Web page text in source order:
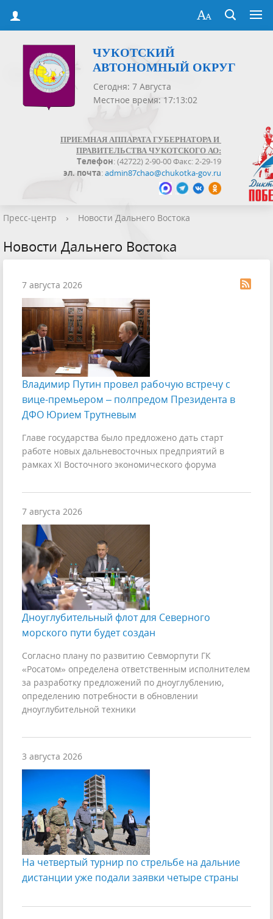
ЧУКОТСКИЙ
АВТОНОМНЫЙ ОКРУГ
Сегодня: 7 Августа
Местное время: 17:13:03
ПРИЕМНАЯ АППАРАТА ГУБЕРНАТОРА И
ПРАВИТЕЛЬСТВА ЧУКОТСКОГО АО:
Телефон: (42722) 2-90-00 Факс: 2-29-19
эл. почта:admin87chao@chukotka-gov.ru
Пресс-центр › Новости Дальнего Востока
Новости Дальнего Востока
7 августа 2026
Владимир Путин провел рабочую встречу с
вице-премьером – полпредом Президента в
ДФО Юрием Трутневым
Главе государства было предложено дать старт
работе новых дальневосточных предприятий в
рамках XI Восточного экономического форума
7 августа 2026
Дноуглубительный флот для Северного
морского пути будет создан
Согласно плану по развитию Севморпути ГК
«Росатом» определена ответственным исполнителем
за разработку предложений по дноуглублению,
определению потребности в обновлении
дноуглубительной техники
3 августа 2026
На четвертый турнир по стрельбе на дальние
дистанции уже подали заявки четыре страны